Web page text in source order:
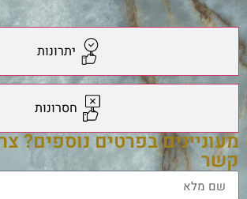
יתרונות
חסרונות
מעוניינים בפרטים נוספים?
קשר